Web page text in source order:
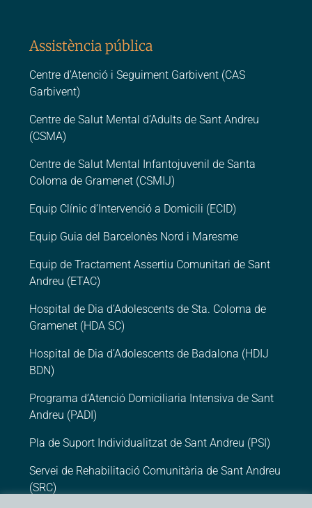
Assistència pública
Centre d’Atenció i Seguiment Garbivent (CAS
Garbivent)
Centre de Salut Mental d’Adults de Sant Andreu
(CSMA)
Centre de Salut Mental Infantojuvenil de Santa
Coloma de Gramenet (CSMIJ)
Equip Clínic d’Intervenció a Domicili (ECID)
Equip Guia del Barcelonès Nord i Maresme
Equip de Tractament Assertiu Comunitari de Sant
Andreu (ETAC)
Hospital de Dia d’Adolescents de Sta. Coloma de
Gramenet (HDA SC)
Hospital de Dia d’Adolescents de Badalona (HDIJ
BDN)
Programa d’Atenció Domiciliaria Intensiva de Sant
Andreu (PADI)
Pla de Suport Individualitzat de Sant Andreu (PSI)
Servei de Rehabilitació Comunitària de Sant Andreu
(SRC)